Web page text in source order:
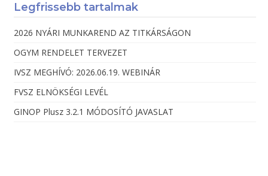
Legfrissebb tartalmak
2026 NYÁRI MUNKAREND AZ TITKÁRSÁGON
OGYM RENDELET TERVEZET
IVSZ MEGHÍVÓ: 2026.06.19. WEBINÁR
FVSZ ELNÖKSÉGI LEVÉL
GINOP Plusz 3.2.1 MÓDOSÍTÓ JAVASLAT